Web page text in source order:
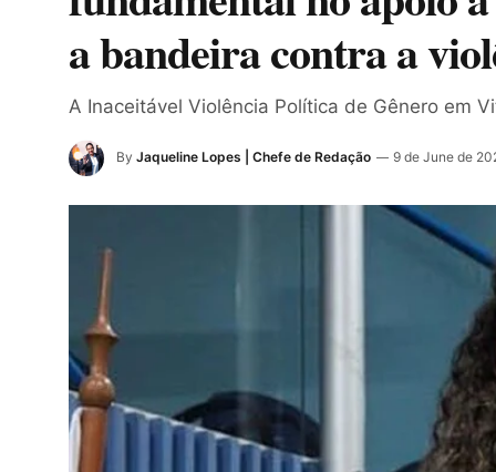
a bandeira contra a
A Inaceitável Violência Política de Gênero em
By Jaqueline Lopes | Chefe de Redação 9 de June de